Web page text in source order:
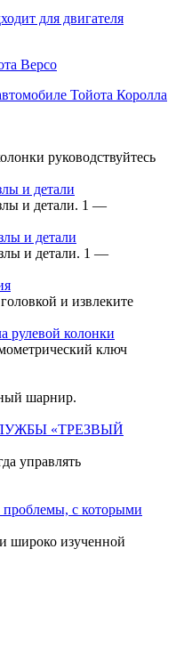
для двигателя
Версо
Тойота Королла
руководствуйтесь
и детали
и детали. 1 —
и детали
и детали. 1 —
и извлеките
рулевой колонки
ключ
шарнир.
«ТРЕЗВЫЙ
управлять
проблемы, с которыми
широко изученной